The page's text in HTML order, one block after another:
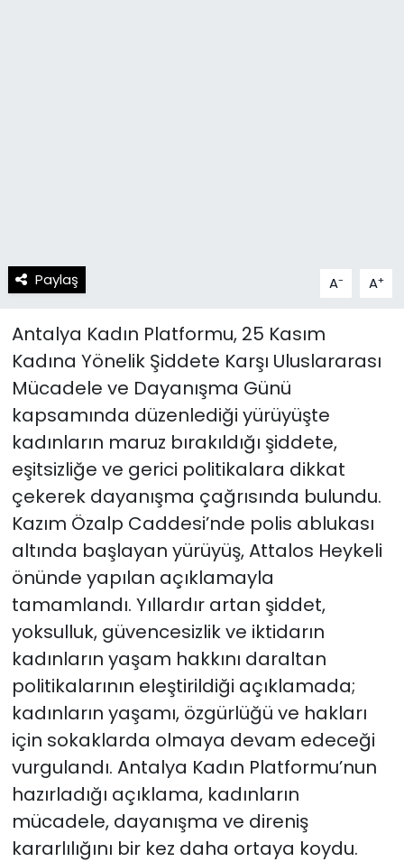
Paylaş A- A+
Antalya Kadın Platformu, 25 Kasım
Kadına Yönelik Şiddete Karşı Uluslararası
Mücadele ve Dayanışma Günü
kapsamında düzenlediği yürüyüşte
kadınların maruz bırakıldığı şiddete,
eşitsizliğe ve gerici politikalara dikkat
çekerek dayanışma çağrısında bulundu.
Kazım Özalp Caddesi’nde polis ablukası
altında başlayan yürüyüş, Attalos Heykeli
önünde yapılan açıklamayla
tamamlandı. Yıllardır artan şiddet,
yoksulluk, güvencesizlik ve iktidarın
kadınların yaşam hakkını daraltan
politikalarının eleştirildiği açıklamada;
kadınların yaşamı, özgürlüğü ve hakları
için sokaklarda olmaya devam edeceği
vurgulandı. Antalya Kadın Platformu’nun
hazırladığı açıklama, kadınların
mücadele, dayanışma ve direniş
kararlılığını bir kez daha ortaya koydu.